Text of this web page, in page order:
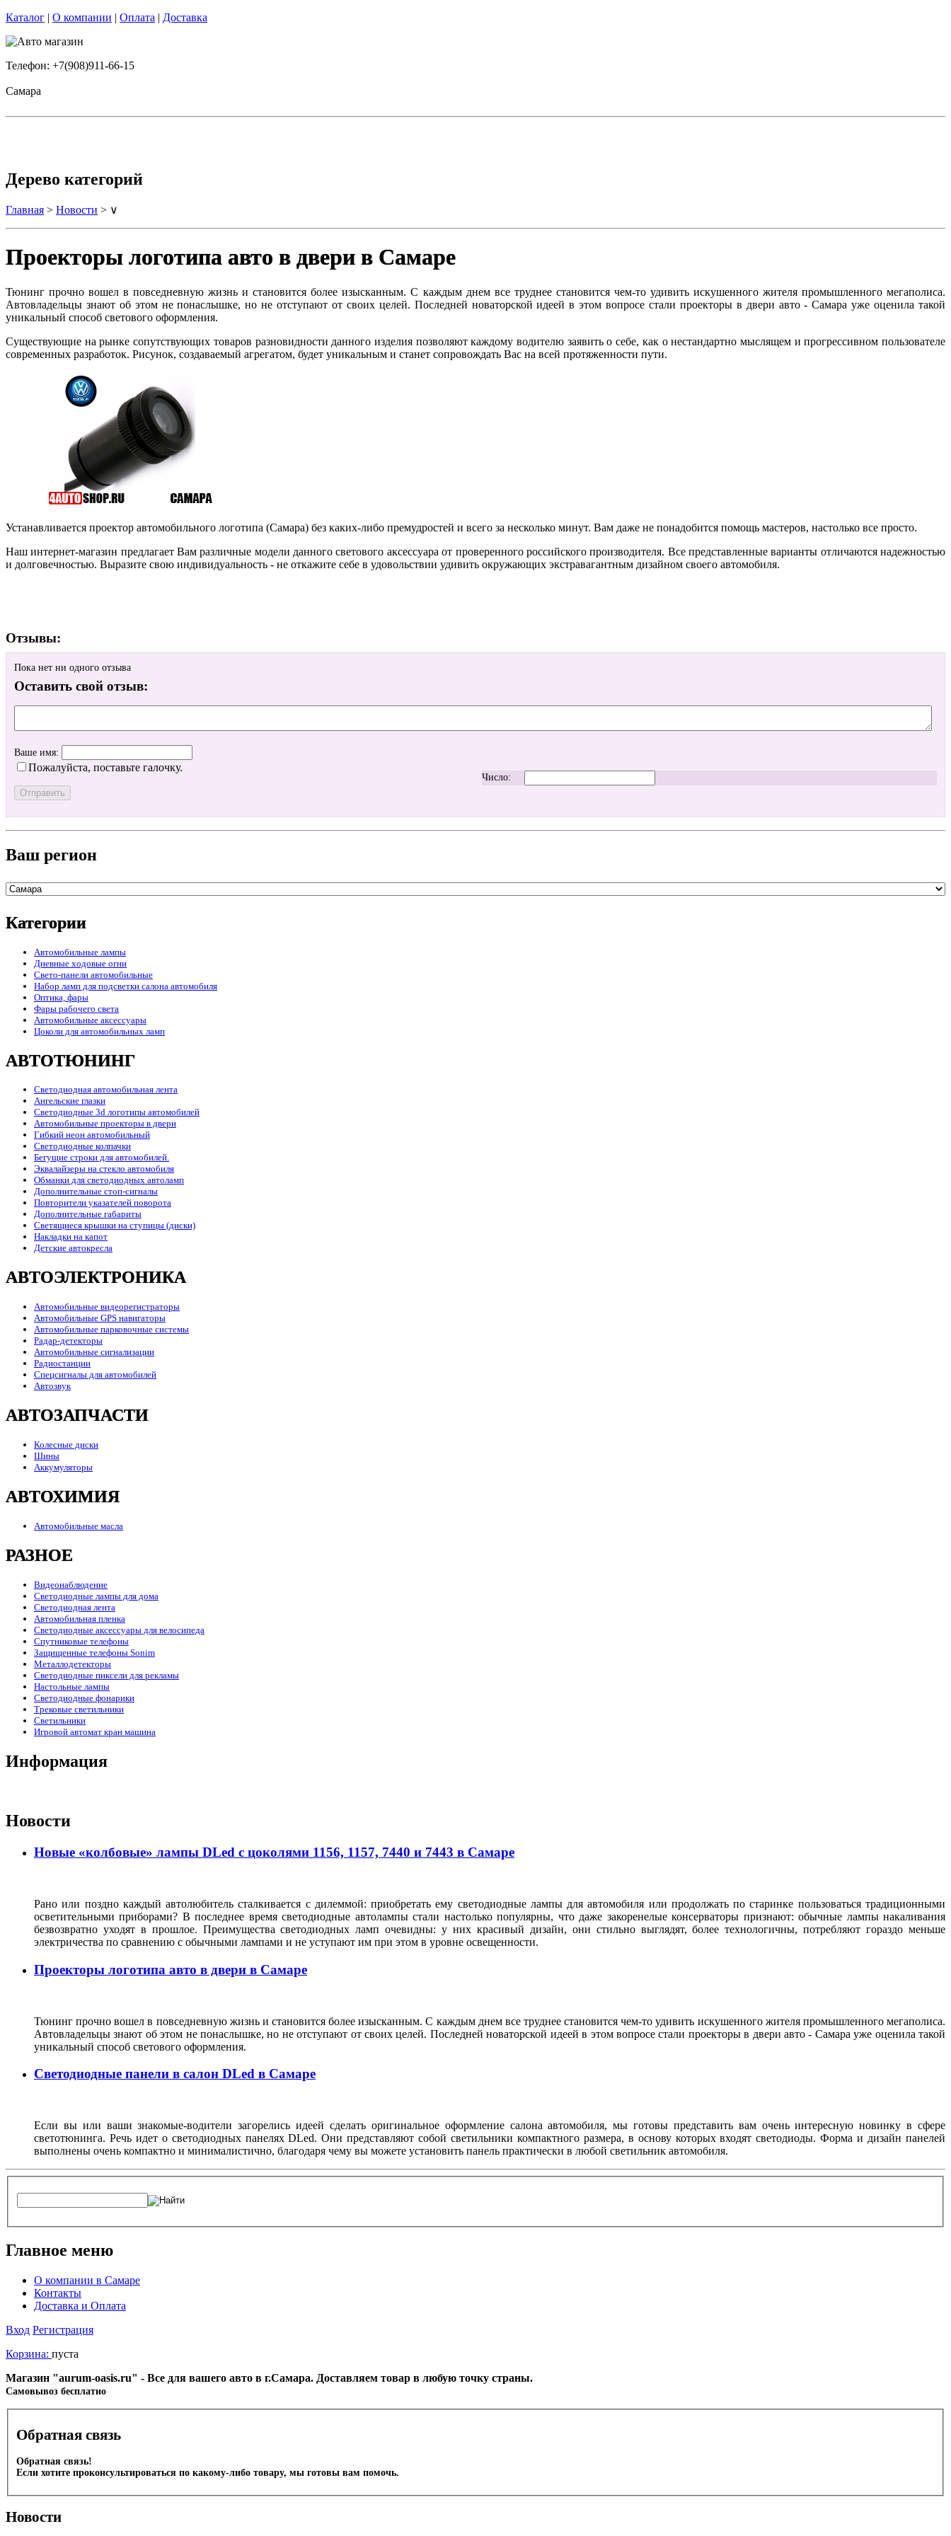
Каталог | О компании | Оплата | Доставка
Телефон: +7(908)911-66-15
Самара
Дерево категорий
Главная > Новости > ∨
Проекторы логотипа авто в двери в Самаре
Тюнинг прочно вошел в повседневную жизнь и становится более изысканным. С каждым днем все труднее становится чем-то удивить искушенного жителя промышленного мегаполиса.
Автовладельцы знают об этом не понаслышке, но не отступают от своих целей. Последней новаторской идеей в этом вопросе стали проекторы в двери авто - Самара уже оценила такой
уникальный способ светового оформления.
Существующие на рынке сопутствующих товаров разновидности данного изделия позволяют каждому водителю заявить о себе, как о нестандартно мыслящем и прогрессивном пользователе
современных разработок. Рисунок, создаваемый агрегатом, будет уникальным и станет сопровождать Вас на всей протяженности пути.
Устанавливается проектор автомобильного логотипа (Самара) без каких-либо премудростей и всего за несколько минут. Вам даже не понадобится помощь мастеров, настолько все просто.
Наш интернет-магазин предлагает Вам различные модели данного светового аксессуара от проверенного российского производителя. Все представленные варианты отличаются надежностью
и долговечностью. Выразите свою индивидуальность - не откажите себе в удовольствии удивить окружающих экстравагантным дизайном своего автомобиля.
Отзывы:
Пока нет ни одного отзыва
Оставить свой отзыв:
Ваше имя:
Пожалуйста, поставьте галочку.
Число:
Ваш регион
Категории
Автомобильные лампы
Дневные ходовые огни
Свето-панели автомобильные
Набор ламп для подсветки салона автомобиля
Оптика, фары
Фары рабочего света
Автомобильные аксессуары
Цоколи для автомобильных ламп
АВТОТЮНИНГ
Светодиодная автомобильная лента
Ангельские глазки
Светодиодные 3d логотипы автомобилей
Автомобильные проекторы в двери
Гибкий неон автомобильный
Светодиодные колпачки
Бегущие строки для автомобилей.
Эквалайзеры на стекло автомобиля
Обманки для светодиодных автоламп
Дополнительные стоп-сигналы
Повторители указателей поворота
Дополнительные габариты
Светящиеся крышки на ступицы (диски)
Накладки на капот
Детские автокресла
АВТОЭЛЕКТРОНИКА
Автомобильные видеорегистраторы
Автомобильные GPS навигаторы
Автомобильные парковочные системы
Радар-детекторы
Автомобильные сигнализации
Радиостанции
Спецсигналы для автомобилей
Автозвук
АВТОЗАПЧАСТИ
Колесные диски
Шины
Аккумуляторы
АВТОХИМИЯ
Автомобильные масла
РАЗНОЕ
Видеонаблюдение
Светодиодные лампы для дома
Светодиодная лента
Автомобильная пленка
Светодиодные аксессуары для велосипеда
Спутниковые телефоны
Защищенные телефоны Sonim
Металлодетекторы
Светодиодные пиксели для рекламы
Настольные лампы
Светодиодные фонарики
Трековые светильники
Светильники
Игровой автомат кран машина
Информация
Новости
Новые «колбовые» лампы DLed с цоколями 1156, 1157, 7440 и 7443 в Самаре
Рано или поздно каждый автолюбитель сталкивается с дилеммой: приобретать ему светодиодные лампы для автомобиля или продолжать по старинке пользоваться традиционными
осветительными приборами? В последнее время светодиодные автолампы стали настолько популярны, что даже закоренелые консерваторы признают: обычные лампы накаливания
безвозвратно уходят в прошлое. Преимущества светодиодных ламп очевидны: у них красивый дизайн, они стильно выглядят, более технологичны, потребляют гораздо меньше
электричества по сравнению с обычными лампами и не уступают им при этом в уровне освещенности.
Проекторы логотипа авто в двери в Самаре
Тюнинг прочно вошел в повседневную жизнь и становится более изысканным. С каждым днем все труднее становится чем-то удивить искушенного жителя промышленного мегаполиса.
Автовладельцы знают об этом не понаслышке, но не отступают от своих целей. Последней новаторской идеей в этом вопросе стали проекторы в двери авто - Самара уже оценила такой
уникальный способ светового оформления.
Светодиодные панели в салон DLed в Самаре
Если вы или ваши знакомые-водители загорелись идеей сделать оригинальное оформление салона автомобиля, мы готовы представить вам очень интересную новинку в сфере
светотюнинга. Речь идет о светодиодных панелях DLed. Они представляют собой светильники компактного размера, в основу которых входят светодиоды. Форма и дизайн панелей
выполнены очень компактно и минималистично, благодаря чему вы можете установить панель практически в любой светильник автомобиля.
Главное меню
О компании в Самаре
Контакты
Доставка и Оплата
Вход Регистрация
Корзина: пуста
Магазин "aurum-oasis.ru" - Все для вашего авто в г.Самара. Доставляем товар в любую точку страны.
Cамовывоз бесплатно
Обратная связь
Обратная связь!
Если хотите проконсультироваться по какому-либо товару, мы готовы вам помочь.
Новости